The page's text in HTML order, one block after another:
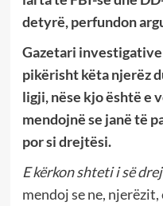
detyrë, perfundon
Gazetari
pikërisht këta njerëz
ligji, nëse kjo është e
mendojnë se janë të
por si drejtësi.
E kërkon shteti i së
mendoj se ne,